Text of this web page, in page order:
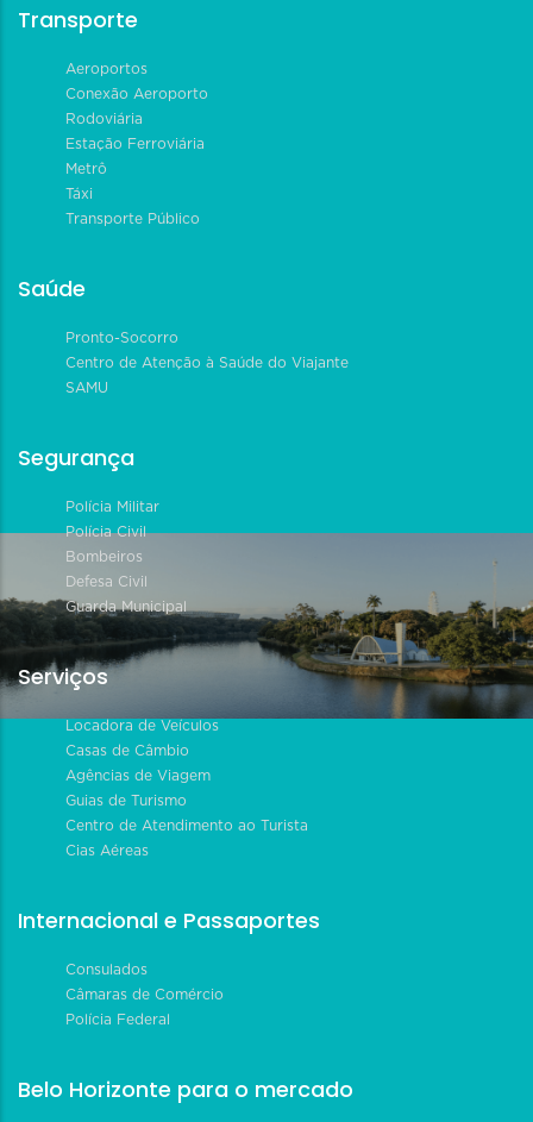
Transporte
Aeroportos
Conexão Aeroporto
Rodoviária
Estação Ferroviária
Metrô
Táxi
Transporte Público
Saúde
Pronto-Socorro
Centro de Atenção à Saúde do Viajante
SAMU
Segurança
Polícia Militar
Polícia Civil
Bombeiros
Defesa Civil
Guarda Municipal
Serviços
Locadora de Veículos
Casas de Câmbio
Agências de Viagem
Guias de Turismo
Centro de Atendimento ao Turista
Cias Aéreas
Internacional e Passaportes
Consulados
Câmaras de Comércio
Polícia Federal
Belo Horizonte para o mercado